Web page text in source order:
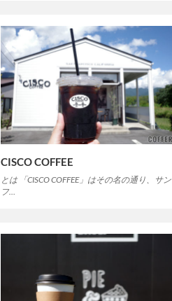
CISCO COFFEE
とは 「CISCO COFFEE」はその名の通り、サン
フ…